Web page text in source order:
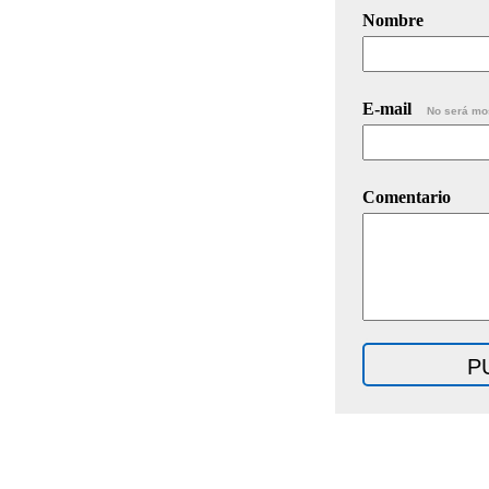
Nombre
E-mail No será
Comentario